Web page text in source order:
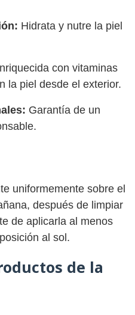
Hidrata y nutre la piel
con vitaminas
la piel desde el exterior.
Garantía de un
uniformemente sobre el
después de limpiar
de aplicarla al menos
al sol.
de la